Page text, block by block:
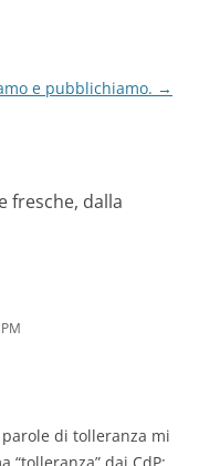
e pubblichiamo. →
fresche, dalla
di tolleranza mi